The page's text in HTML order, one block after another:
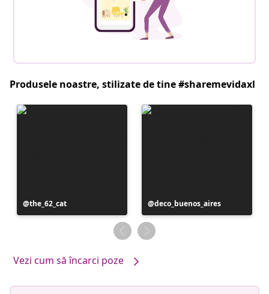
Produsele noastre, stilizate de tine #sharemevidaxl
Postare
publicată
the_62_cat
Postare
publicată
de
deco_buenos_aires
Vezi cum să încarci poze